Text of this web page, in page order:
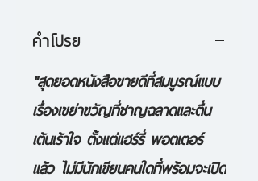
คำโปรย
"สุดยอดหนังสือขายดีที่สมบูรณ์แบบ
เรื่องเขย่าขวัญที่ชาญฉลาดและตื่น
เต้นเร้าใจ ตั้งแต่แฮร์รี่ พอตเตอร์
แล้ว ไม่มีนักเขียนคนใดที่พร้อมจะเปิด